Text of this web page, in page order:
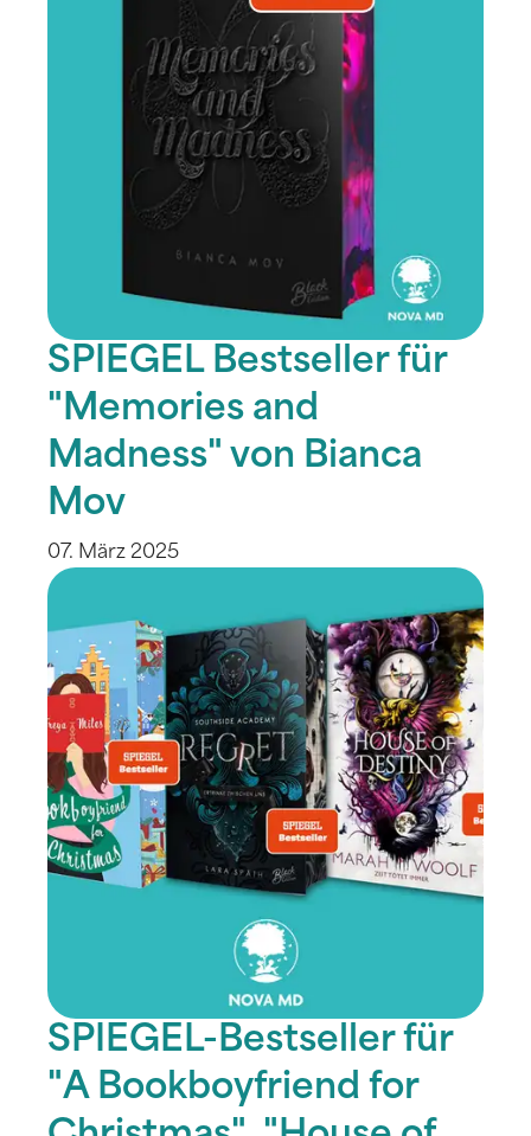
SPIEGEL Bestseller für
"Memories and
Madness" von Bianca
Mov
07. März 2025
SPIEGEL-Bestseller für
"A Bookboyfriend for